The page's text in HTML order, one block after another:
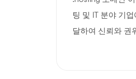
팅 및 IT 분야 기
달하여 신뢰와 권